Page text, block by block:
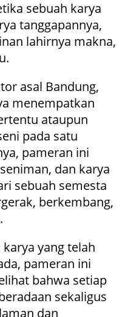
sebuah karya
tanggapannya,
lahirnya makna,
asal Bandung,
menempatkan
ataupun
pada satu
pameran ini
dan karya
sebuah semesta
berkembang,
yang telah
pameran ini
bahwa setiap
sekaligus
dan